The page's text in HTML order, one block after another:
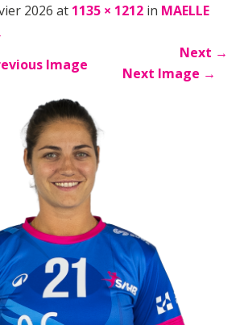
2026 at 1135 × 1212 in MAELLE
Next →
Image Next Image →